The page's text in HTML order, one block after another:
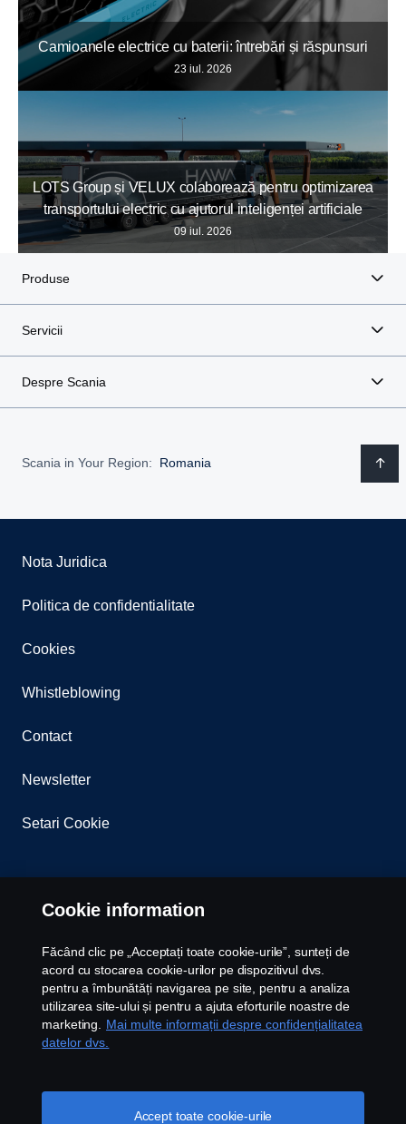
Camioanele electrice cu baterii: întrebări și răspunsuri
23 iul. 2026
LOTS Group și VELUX colaborează pentru optimizarea
transportului electric cu ajutorul inteligenței artificiale
09 iul. 2026
Produse
Servicii
Despre Scania
Scania in Your Region: Romania
Nota Juridica
Politica de confidentialitate
Cookies
Whistleblowing
Contact
Newsletter
Setari Cookie
© Copyright Scania 2026 All rights reserved. Scania
CV AB (publ), SE-151 87 Södertälje, Sweden, Tel:
+40213159142 Fax: +40213159140
Cookie information
Făcând clic pe „Acceptați toate cookie-urile”, sunteți de
acord cu stocarea cookie-urilor pe dispozitivul dvs.
pentru a îmbunătăți navigarea pe site, pentru a analiza
utilizarea site-ului și pentru a ajuta eforturile noastre de
marketing.
Mai multe informații despre confidențialitatea
datelor dvs.
Accept toate cookie-urile